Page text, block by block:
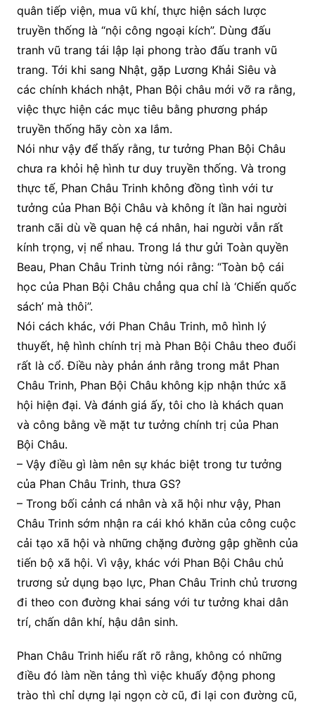
quân tiếp viện, mua vũ khí, thực hiện sách lược
truyền thống là “nội công ngoại kích”. Dùng đấu
tranh vũ trang tái lập lại phong trào đấu tranh vũ
trang. Tới khi sang Nhật, gặp Lương Khải Siêu và
các chính khách nhật, Phan Bội châu mới vỡ ra rằng,
việc thực hiện các mục tiêu bằng phương pháp
truyền thống hãy còn xa lắm.
Nói như vậy để thấy rằng, tư tưởng Phan Bội Châu
chưa ra khỏi hệ hình tư duy truyền thống. Và trong
thực tế, Phan Châu Trinh không đồng tình với tư
tưởng của Phan Bội Châu và không ít lần hai người
tranh cãi dù về quan hệ cá nhân, hai người vẫn rất
kính trọng, vị nể nhau. Trong lá thư gửi Toàn quyền
Beau, Phan Châu Trinh từng nói rằng: “Toàn bộ cái
học của Phan Bội Châu chẳng qua chỉ là ‘Chiến quốc
sách’ mà thôi”.
Nói cách khác, với Phan Châu Trinh, mô hình lý
thuyết, hệ hình chính trị mà Phan Bội Châu theo đuổi
rất là cổ. Điều này phản ánh rằng trong mắt Phan
Châu Trinh, Phan Bội Châu không kịp nhận thức xã
hội hiện đại. Và đánh giá ấy, tôi cho là khách quan
và công bằng về mặt tư tưởng chính trị của Phan
Bội Châu.
– Vậy điều gì làm nên sự khác biệt trong tư tưởng
của Phan Châu Trinh, thưa GS?
– Trong bối cảnh cá nhân và xã hội như vậy, Phan
Châu Trinh sớm nhận ra cái khó khăn của công cuộc
cải tạo xã hội và những chặng đường gập ghềnh của
tiến bộ xã hội. Vì vậy, khác với Phan Bội Châu chủ
trương sử dụng bạo lực, Phan Châu Trinh chủ trương
đi theo con đường khai sáng với tư tưởng khai dân
trí, chấn dân khí, hậu dân sinh.
Phan Châu Trinh hiểu rất rõ rằng, không có những
điều đó làm nền tảng thì việc khuấy động phong
trào thì chỉ dựng lại ngọn cờ cũ, đi lại con đường cũ,